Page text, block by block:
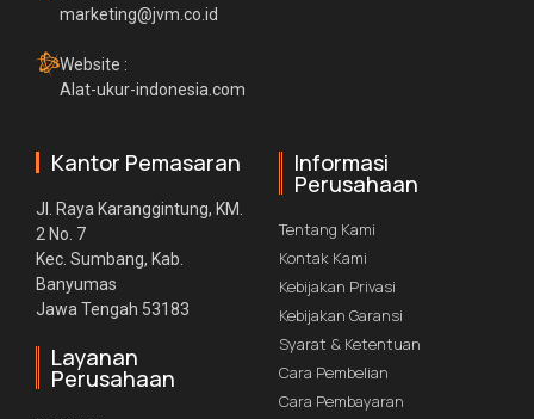
marketing@jvm.co.id
Website :
Alat-ukur-indonesia.com
Kantor Pemasaran
Jl. Raya Karanggintung, KM.
2 No. 7
Kec. Sumbang, Kab.
Banyumas
Jawa Tengah 53183
Layanan
Perusahaan
Informasi
Perusahaan
Tentang Kami
Kontak Kami
Kebijakan Privasi
Kebijakan Garansi
Syarat & Ketentuan
Cara Pembelian
Cara Pembayaran